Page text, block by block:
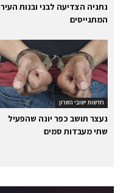
נתניה הצדיעה לבני ובנות העיר
המתגייסים
חדשות ישובי השרון
נעצר תושב כפר יונה שהפעיל
שתי מעבדות סמים